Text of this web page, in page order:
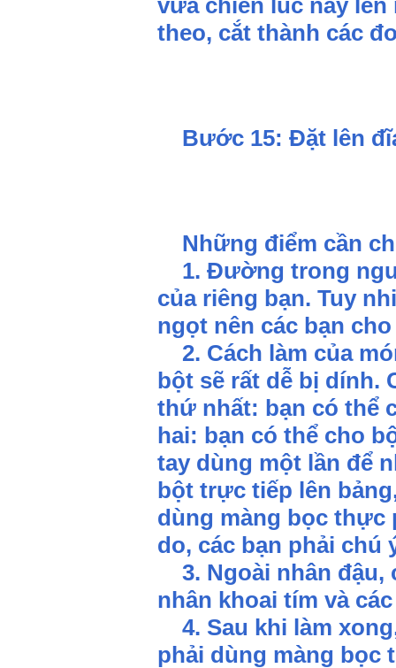
vừa chiên lúc nãy lên
theo, cắt thành các
Bước 15: Đặt lên
Những điểm cần
1. Đường trong
của riêng bạn. Tuy
ngọt nên các bạn
2. Cách làm của
bột sẽ rất dễ bị dính.
thứ nhất: bạn có thể
hai: bạn có thể cho
tay dùng một lần để
bột trực tiếp lên
dùng màng bọc thực
do, các bạn phải chú
3. Ngoài nhân đậu,
nhân khoai tím và
4. Sau khi làm
phải dùng màng bọc